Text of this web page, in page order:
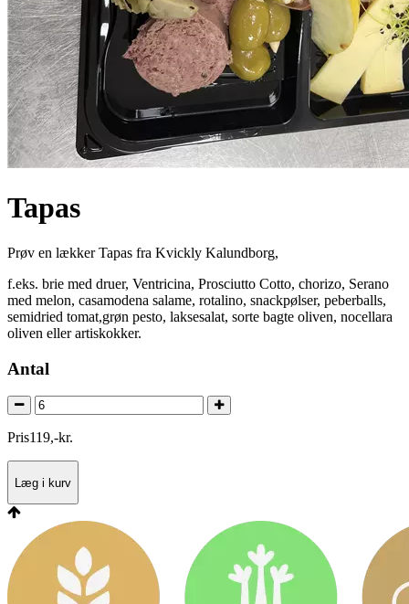
Tapas
Prøv en lækker Tapas fra Kvickly Kalundborg,
f.eks. brie med druer, Ventricina, Prosciutto Cotto, chorizo, Serano
med melon, casamodena salame, rotalino, snackpølser, peberballs,
semidried tomat,grøn pesto, laksesalat, sorte bagte oliven, nocellara
oliven eller artiskokker.
Antal
Pris119,-kr.
Læg i kurv